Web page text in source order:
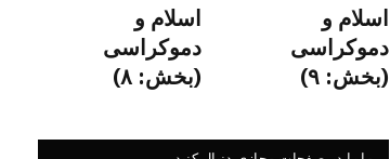
اسلام و
دموکراسی
(بخش: ۹)
اسلام و
دموکراسی
(بخش: ۸)